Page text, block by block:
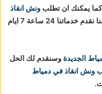
كما يمكنك ان تطلب ونش انقاذ
طوال أيام الاسبوع لاننا نقدم خدماتنا 24 ساعة 7 ايام
الجديدة وسنقدم لك الحل
ونش انقاذ في دمياط